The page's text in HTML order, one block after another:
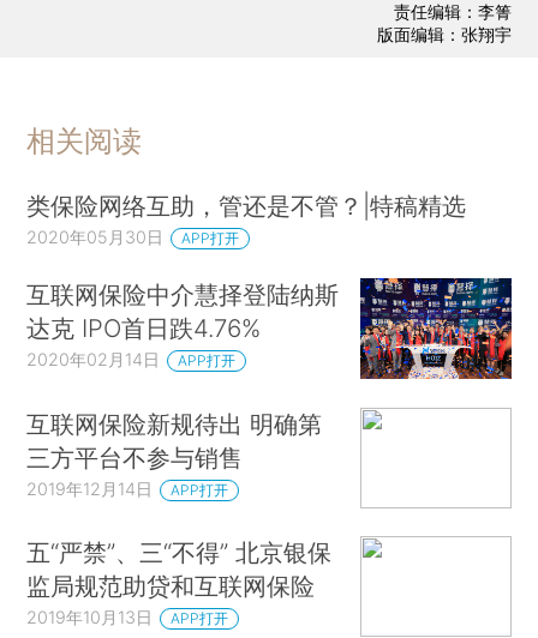
责任编辑：李箐
版面编辑：张翔宇
相关阅读
类保险网络互助，管还是不管？|特稿精选
2020年05月30日 APP打开
互联网保险中介慧择登陆纳斯
达克 IPO首日跌4.76%
2020年02月14日 APP打开
互联网保险新规待出 明确第
三方平台不参与销售
2019年12月14日 APP打开
五“严禁”、三“不得” 北京银保
监局规范助贷和互联网保险
2019年10月13日 APP打开